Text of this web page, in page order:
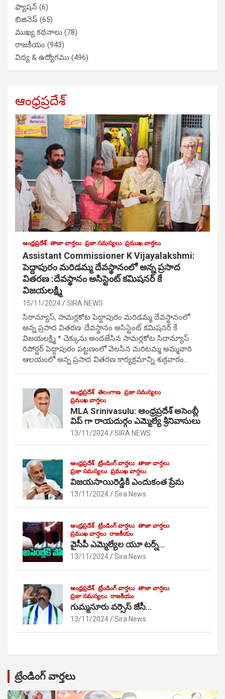
ఫ్యాషన్ (6)
బిజినెస్ (65)
ముఖ్య కథనాలు (78)
రాజకీయం (943)
విద్య & ఉద్యోగము (496)
ఆంధ్రప్రదేశ్
ఆంధ్రప్రదేశ్ తాజా వార్తలు ప్రజా సమస్యలు ప్రముఖ వార్తలు
Assistant Commissioner K Vijayalakshmi:
పెద్దాపురం మరిడమ్మ దేవస్థానంలో అన్న ప్రసాద
వితరణ :దేవస్థానం అసిస్టెంట్ కమిషనర్ కే
విజయలక్ష్మి
15/11/2024 SIRA NEWS
సిరాన్యూస్, సామర్లకోట పెద్దాపురం మరిడమ్మ దేవస్థానంలో
అన్న ప్రసాద వితరణ :దేవస్థానం అసిస్టెంట్ కమిషనర్ కే
విజయలక్ష్మి * చెక్కును అందజేసిన సామర్లకోట సిరాన్యూస్
రిపోర్టర్ పెద్దాపురం పట్టణంలో వెలసిన మరిటమ్మ అమ్మవారి
ఆలయంలో అన్న ప్రసాద వితరణ కార్యక్రమాన్ని శుక్రవారం…
ఆంధ్రప్రదేశ్ తెలంగాణ ప్రజా సమస్యలు
ప్రముఖ వార్తలు
MLA Srinivasulu: ఆంధ్రప్రదేశ్ అసెంబ్లీ
విప్ గా రాయదుర్గం ఎమ్మెల్యే శ్రీనివాసులు
13/11/2024 SIRA NEWS
ఆంధ్రప్రదేశ్ ట్రేండింగ్ వార్తలు తాజా వార్తలు
ప్రజా సమస్యలు ప్రముఖ వార్తలు
విజయసాయిరెడ్డికి ఎందుకంత ప్రేమ
13/11/2024 Sira News
ఆంధ్రప్రదేశ్ ట్రేండింగ్ వార్తలు తాజా వార్తలు
ప్రముఖ వార్తలు రాజకీయం
వైసీపీ ఎమ్మెల్యేల యూ టర్న్…
13/11/2024 Sira News
ఆంధ్రప్రదేశ్ ట్రేండింగ్ వార్తలు తాజా వార్తలు
ప్రజా సమస్యలు రాజకీయం
గుమ్మనూరు వర్సెస్ జేసీ…
13/11/2024 Sira News
ట్రేండింగ్ వార్తలు